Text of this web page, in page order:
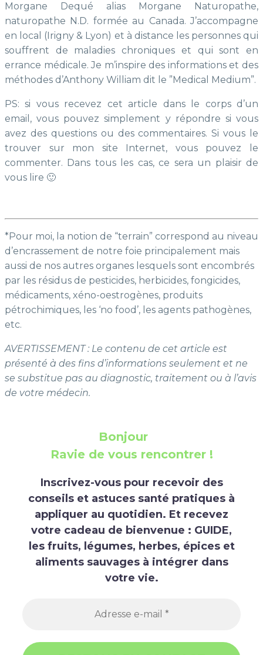
Morgane Dequé alias Morgane Naturopathe,
naturopathe N.D. formée au Canada. J’accompagne
en local (Irigny & Lyon) et à distance les personnes qui
souffrent de maladies chroniques et qui sont en
errance médicale. Je m’inspire des informations et des
méthodes d’Anthony William dit le ”Medical Medium”.
PS: si vous recevez cet article dans le corps d’un
email, vous pouvez simplement y répondre si vous
avez des questions ou des commentaires. Si vous le
trouver sur mon site Internet, vous pouvez le
commenter. Dans tous les cas, ce sera un plaisir de
vous lire 🙂
*Pour moi, la notion de “terrain” correspond au niveau
d’encrassement de notre foie principalement mais
aussi de nos autres organes lesquels sont encombrés
par les résidus de pesticides, herbicides, fongicides,
médicaments, xéno-oestrogènes, produits
pétrochimiques, les ‘no food’, les agents pathogènes,
etc.
AVERTISSEMENT : Le contenu de cet article est
présenté à des fins d’informations seulement et ne
se substitue pas au diagnostic, traitement ou à l’avis
de votre médecin.
Bonjour
Ravie de vous rencontrer!
Inscrivez-vous pour recevoir des
conseils et astuces santé pratiques à
appliquer au quotidien. Et recevez
votre cadeau de bienvenue : GUIDE,
les fruits, légumes, herbes, épices et
aliments sauvages à intégrer dans
votre vie.